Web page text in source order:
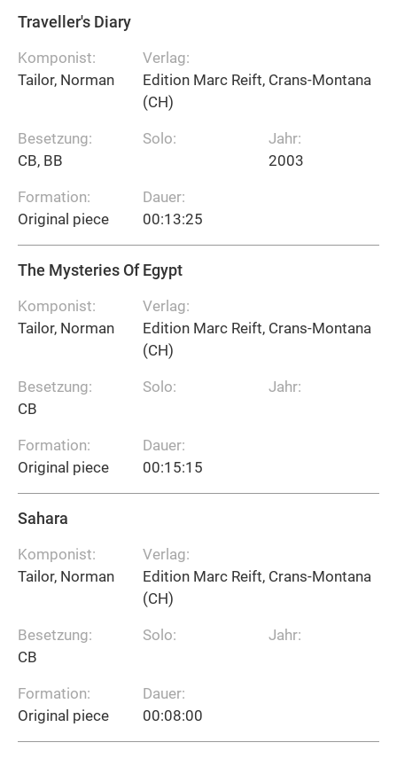
Traveller's Diary
Komponist:
Tailor, Norman
Besetzung:
CB, BB
Formation:
Original piece
Verlag:
Edition Marc Reift, Crans-Montana
(CH)
Solo:
Dauer:
00:13:25
Jahr:
2003
The Mysteries Of Egypt
Komponist:
Tailor, Norman
Besetzung:
CB
Formation:
Original piece
Verlag:
Edition Marc Reift, Crans-Montana
(CH)
Solo:
Dauer:
00:15:15
Jahr:
Sahara
Komponist:
Tailor, Norman
Besetzung:
CB
Formation:
Original piece
Verlag:
Edition Marc Reift, Crans-Montana
(CH)
Solo:
Dauer:
00:08:00
Jahr: